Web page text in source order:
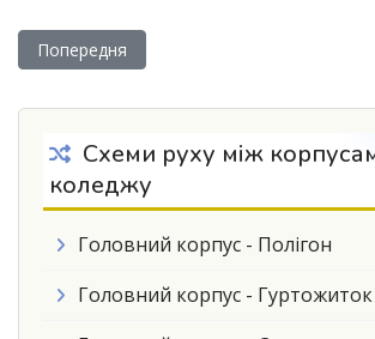
Попередня стаття: Семінар – навчання
Попередня
Схеми руху між
коледжу
Головний корпус - Полігон
Головний корпус - Гуртожиток